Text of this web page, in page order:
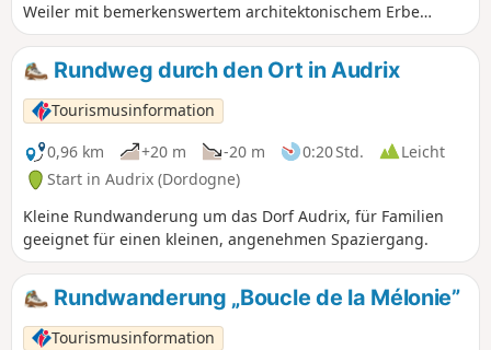
Weiler mit bemerkenswertem architektonischem Erbe
entdecken, in denen sich zahlreiche Wasserstellen
verbergen: Brunnen, Quellen, Waschhäuser. Zwischen
Hohlwegen und bewaldeten Abschnitten, einer freien
Hochebene mit Blick auf das Vézère-Tal und kleinen
Landstraßen bietet die Peyrat-Rundwanderung zudem
einen der seltenen Ausblicke auf den Cingle du Bugue.
Rundweg durch den Ort in Audrix
Tourismusinformation
0,96 km
+20 m -20 m 0:20 Std.
Leicht
Start in Audrix (Dordogne)
Kleine Rundwanderung um das Dorf Audrix, für Familien
geeignet für einen kleinen, angenehmen Spaziergang.
Rundwanderung „Boucle de la Mélonie”
Tourismusinformation